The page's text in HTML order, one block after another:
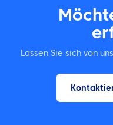
Lassen Sie sich von